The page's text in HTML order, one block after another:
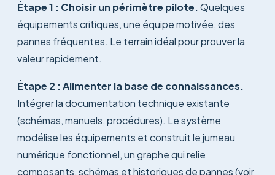
Étape 1 : Choisir un périmètre pilote.Quelques
équipements critiques, une équipe motivée, des
pannes fréquentes. Le terrain idéal pour prouver la
valeur rapidement.
Étape 2 : Alimenter la base de connaissances.
Intégrer la documentation technique existante
(schémas, manuels, procédures). Le système
modélise les équipements et construit le jumeau
numérique fonctionnel, un graphe qui relie
composants, schémas et historiques de pannes (voir